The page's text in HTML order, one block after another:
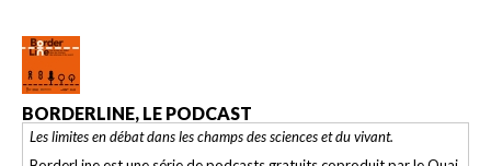
BORDERLINE, LE PODCAST
Les limites en débat dans les champs des sciences et du vivant.